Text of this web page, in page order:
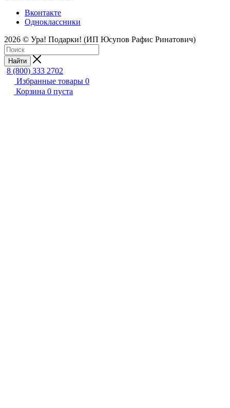
Вконтакте
Одноклассники
2026 © Ура! Подарки! (ИП Юсупов Рафис Ринатович)
Найти
8 (800) 333 2702
Избранные товары 0
Корзина 0 пуста